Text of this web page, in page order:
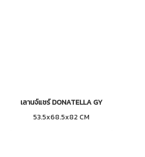
เลานจ์แชร์ DONATELLA GY
53.5x68.5x82 CM